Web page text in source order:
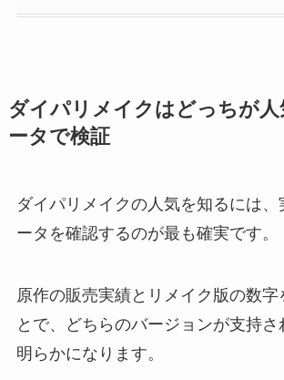
ダイパリメイクはどっちが人
ータで検証
ダイパリメイクの人気を知るには
ータを確認するのが最も確実です。
原作の販売実績とリメイク版の数字
とで、どちらのバージョンが支持
明らかになります。